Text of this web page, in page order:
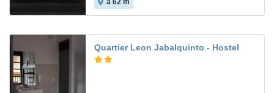
a 62 m
Quartier Leon Jabalquinto - Hostel